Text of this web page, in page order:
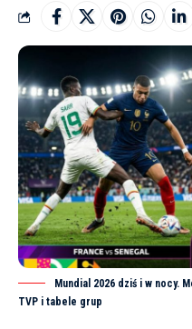
Mundial 2026 dziś i w nocy.
TVP i tabele grup